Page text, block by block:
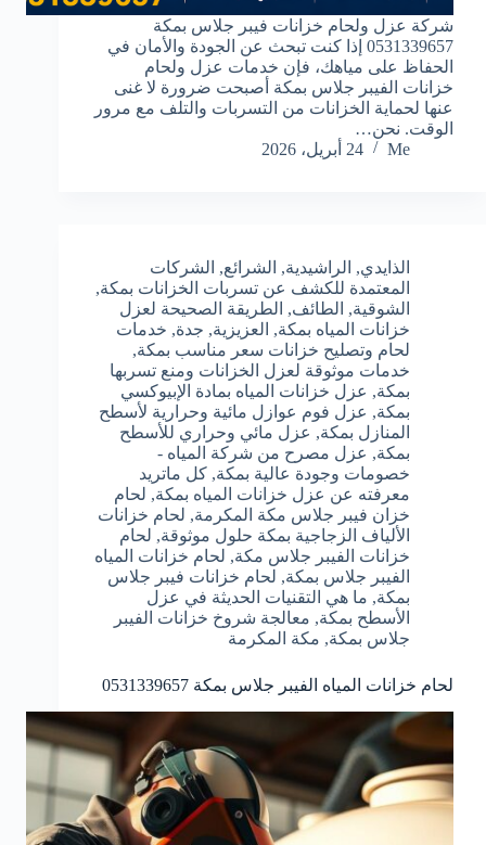
شركة عزل ولحام خزانات فيبر جلاس بمكة
0531339657 إذا كنت تبحث عن الجودة والأمان في
الحفاظ على مياهك، فإن خدمات عزل ولحام
خزانات الفيبر جلاس بمكة أصبحت ضرورة لا غنى
عنها لحماية الخزانات من التسربات والتلف مع مرور
الوقت. نحن…
Me
24 أبريل، 2026
الذايدي, الراشيدية, الشرائع, الشركات
المعتمدة للكشف عن تسربات الخزانات بمكة,
الشوقية, الطائف, الطريقة الصحيحة لعزل
خزانات المياه بمكة, العزيزية, جدة, خدمات
لحام وتصليح خزانات سعر مناسب بمكة,
خدمات موثوقة لعزل الخزانات ومنع تسربها
بمكة, عزل خزانات المياه بمادة الإبيوكسي
بمكة, عزل فوم عوازل مائية وحرارية لأسطح
المنازل بمكة, عزل مائي وحراري للأسطح
بمكة, عزل مصرح من شركة المياه -
خصومات وجودة عالية بمكة, كل ماتريد
معرفته عن عزل خزانات المياه بمكة, لحام
خزان فيبر جلاس مكة المكرمة, لحام خزانات
الألياف الزجاجية بمكة حلول موثوقة, لحام
خزانات الفيبر جلاس مكة, لحام خزانات المياه
الفيبر جلاس بمكة, لحام خزانات فيبر جلاس
بمكة, ما هي التقنيات الحديثة في عزل
الأسطح بمكة, معالجة شروخ خزانات الفيبر
جلاس بمكة, مكة المكرمة
لحام خزانات المياه الفيبر جلاس بمكة 0531339657